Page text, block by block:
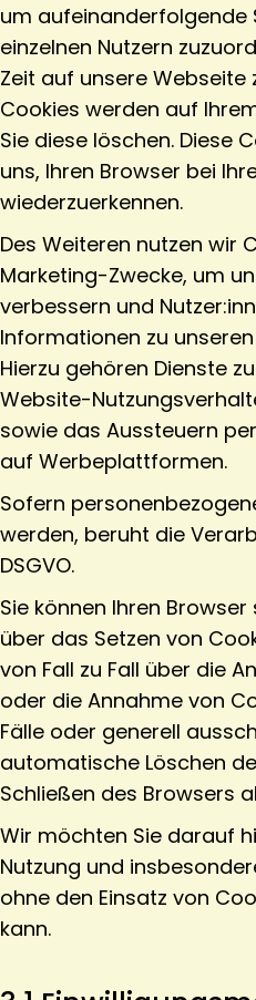
um aufeinanderfolgende
einzelnen Nutzern
Zeit auf unsere Webseite
Cookies werden auf
Sie diese löschen. Diese
uns, Ihren Browser bei
wiederzuerkennen.
Des Weiteren nutzen wir
Marketing-Zwecke, um
verbessern und
Informationen zu
Hierzu gehören Dienste
Website-
sowie das Aussteuern
auf Werbeplattformen.
Sofern
werden, beruht die
DSGVO.
Sie können Ihren
über das Setzen von
von Fall zu Fall über die
oder die Annahme von
Fälle oder generell
automatische Löschen
Schließen des Browsers
Wir möchten Sie darauf
Nutzung und
ohne den Einsatz von
kann.